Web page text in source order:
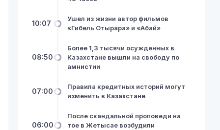
10:07
Ушел из жизни автор фильмов
«Гибель Отырара» и «Абай»
08:50
Более 1,3 тысячи осужденных в
Казахстане вышли на свободу по
амнистии
07:00
Правила кредитных историй могут
изменить в Казахстане
06:00
После скандальной проповеди на
тое в Жетысае возбудили